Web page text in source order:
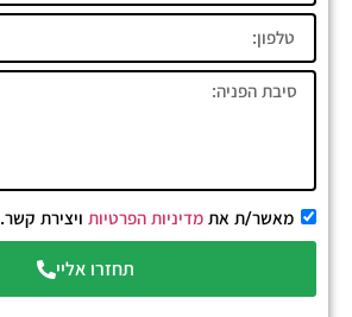
מאשר/ת את מדיניות הפרטיות ויצירת קשר.
תחזרו אליי